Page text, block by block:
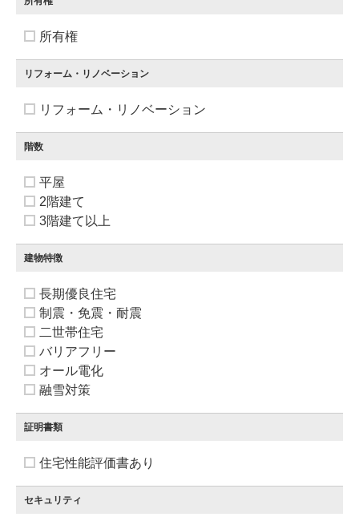
所有権
リフォーム・リノベーション
リフォーム・リノベーション
階数
平屋
2階建て
3階建て以上
建物特徴
長期優良住宅
制震・免震・耐震
二世帯住宅
バリアフリー
オール電化
融雪対策
証明書類
住宅性能評価書あり
セキュリティ